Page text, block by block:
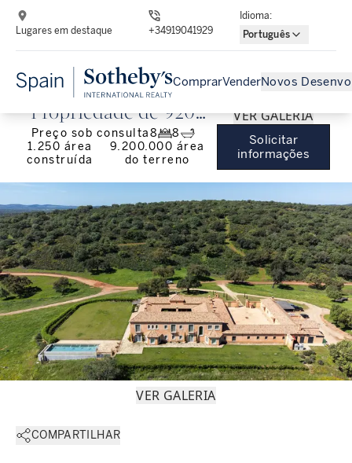
Lugares em destaque +34919041929
Idioma:
Português
ComprarVenderNovos
Propriedade de 920
hectares em Cáceres
Preço sob consulta8
8
1.250 área
construída
9.200.000 área
do terreno
VER GALERIA
Solicitar
informações
VER GALERIA
COMPARTILHAR